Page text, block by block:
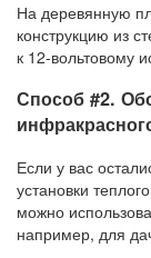
На деревянную
конструкцию из
к 12-вольтовому
Способ #2.
Если у вас
установки
можно
например, для